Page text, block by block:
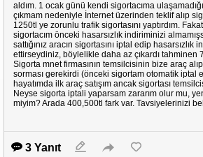
aldım. 1 ocak günü kendi sigortacıma
çıkmam nedeniyle İnternet üzerinden teklif alıp
1250tl ye zorunlu trafik sigortasını yaptırdım.
sigortacım önceki hasarsızlık indiriminizi
sattığınız aracın sigortasını iptal edip hasarsızlık
ettirseydiniz, böylelikle daha az çıkardı tahminen
Sigorta mnet firmasının temsilcisinin bize araç alıp
sorması gerekirdi (önceki sigortam otomatik iptal
hayatımda ilk araç satışım ancak sigortası
Neyse sigorta iptali yaparsam zararım olur mu,
miyim? Arada 400,500tl fark var. Tavsiyelerinizi
3 Yanıt